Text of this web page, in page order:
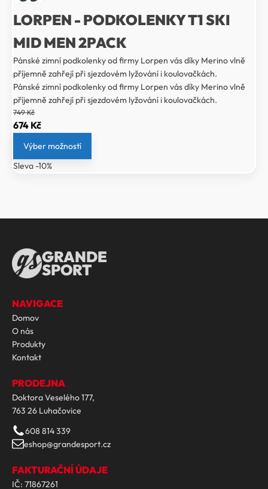
LORPEN - PODKOLENKY T1 SKI
MID MEN 2PACK
Pánské zimní podkolenky od firmy Lorpen vás díky Merino vlně
příjemně zahřejí při sjezdovém lyžování i koulovačkách.
Pánské zimní podkolenky od firmy Lorpen vás díky Merino vlně
příjemně zahřejí při sjezdovém lyžování i koulovačkách.
749Kč
Původní
cena
byla:
749 Kč.
674 KčAktuální
cena
674 Kč.
Výber možností
Sleva -10%
GRANDE
SPORT
NAVIGACE
Domov
O nás
Produkty
Kontakt
PRODEJNA
Doktora Veselého 177,
763 26 Luhačovice
608 814 339
eshop@grandesport.cz
FAKTURAČNÍ ÚDAJE
IČ: 71867261